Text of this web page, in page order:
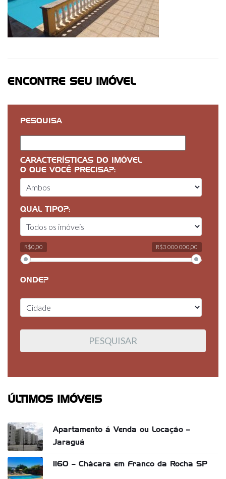
ENCONTRE SEU IMÓVEL
PESQUISA
CARACTERÍSTICAS DO IMÓVEL
O QUE VOCÊ PRECISA?:
QUAL TIPO?:
R$0,00 R$3 000 000,00
ONDE?
ÚLTIMOS IMÓVEIS
Apartamento á Venda ou Locação –
Jaraguá
1160 – Chácara em Franco da Rocha SP